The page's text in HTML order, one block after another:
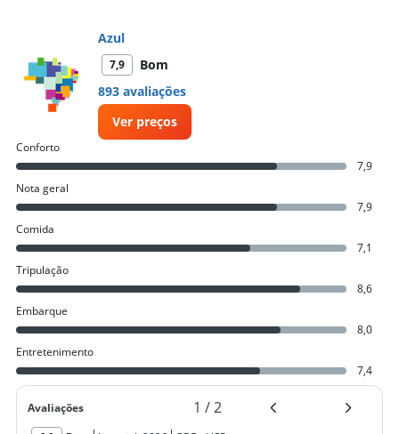
Azul
7,9
Bom
893 avaliações
Ver preços
Conforto
7,9
Nota geral
7,9
Comida
7,1
Tripulação
8,6
Embarque
8,0
Entretenimento
7,4
Avaliações 1 /2